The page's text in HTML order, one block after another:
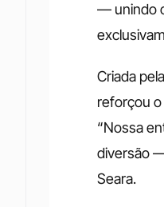
— unindo
Criada
reforçou o
“Nossa
diversão
Seara.